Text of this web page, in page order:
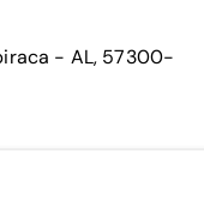
- AL, 57300-